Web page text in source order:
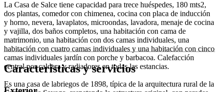
La Casa de Salce tiene capacidad para trece huéspedes, 180 mts2,
dos plantas, comedor con chimenea, cocina con placa de inducción
y horno, nevera, lavaplatos, microondas, lavadora, menaje de cocina
y vajilla, dos baños completos, una habitación con cama de
matrimonio, una habitación con dos camas individuales, una
habitación con cuatro camas individuales y una habitación con cinco
camas individuales jardín con porche y barbacoa. Calefacción
central por caldera y radiadores en todas las estancias.
Es una casa de labriegos de 1898, típica de la arquitectura rural de la
Características y servicios